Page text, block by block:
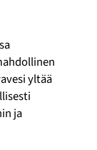
yltää
ja